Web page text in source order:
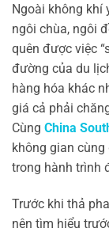
Ngoài không khí
ngôi chùa, ngôi
quên được việc
đường của du
hàng hóa khác
giá cả phải
Cùng China
không gian
trong hành trình
Trước khi thả
nên tìm hiểu